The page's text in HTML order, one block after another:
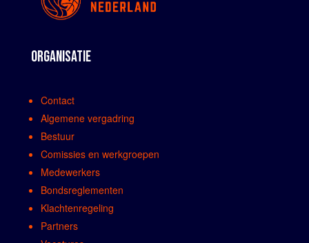
ORGANISATIE
Contact
Algemene vergadring
Bestuur
Comissies en werkgroepen
Medewerkers
Bondsreglementen
Klachtenregeling
Partners